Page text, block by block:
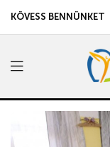
KÖVESS BENNÜNKET